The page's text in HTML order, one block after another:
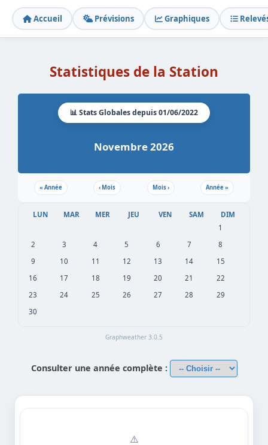
Accueil Prévisions Graphiques
Statistiques de la Station
📊 Stats Globales depuis 01/06/2022
Novembre 2026
« Année ‹Mois Mois› Année»
LUN MAR MER JEU VEN SAM
DIM
1
2
3 4 5 6 7
8
9
10 11 12 13 14
15
16
17 18 19 20 21
22
23
24 25 26 27 28
29
30
Graphweather 3.0.5
Consulter une année complète :